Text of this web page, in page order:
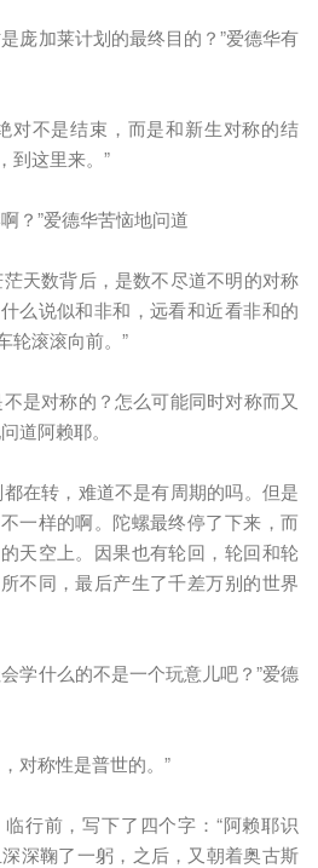
庞加莱计划的最终目的？”爱德华有
对不是结束，而是和新生对称的结
到这里来。”
？”爱德华苦恼地问道
天数背后，是数不尽道不明的对称
么说似和非和，远看和近看非和的
轮滚滚向前。”
是对称的？怎么可能同时对称而又
道阿赖耶。
在转，难道不是有周期的吗。但是
一样的啊。陀螺最终停了下来，而
天空上。因果也有轮回，轮回和轮
不同，最后产生了千差万别的世界
学什么的不是一个玩意儿吧？”爱德
对称性是普世的。”
行前，写下了四个字：“阿赖耶识
深深鞠了一躬，之后，又朝着奥古斯